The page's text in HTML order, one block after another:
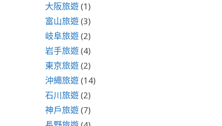
大阪旅遊(1)
富山旅遊(3)
岐阜旅遊(2)
岩手旅遊(4)
東京旅遊(2)
沖繩旅遊(14)
石川旅遊(2)
神戶旅遊(7)